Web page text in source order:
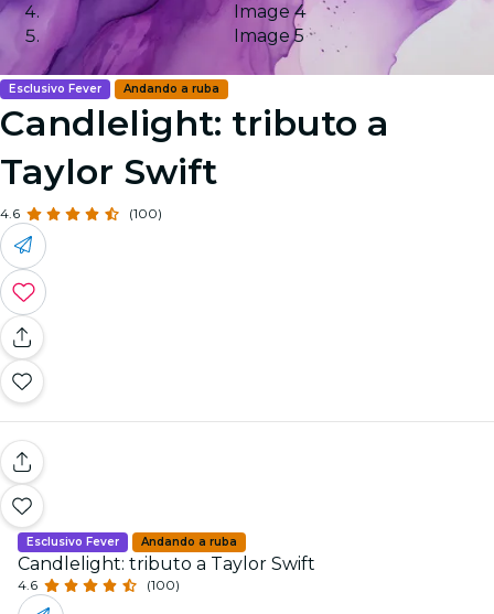
Image 4
Image 5
Esclusivo Fever Andando a ruba
Candlelight: tributo a
Taylor Swift
4.6 (100)
Esclusivo Fever Andando a ruba
Candlelight: tributo a Taylor Swift
4.6 (100)